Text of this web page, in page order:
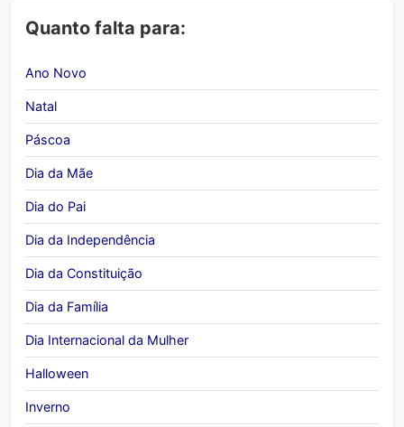
Quanto falta para:
Ano Novo
Natal
Páscoa
Dia da Mãe
Dia do Pai
Dia da Independência
Dia da Constituição
Dia da Família
Dia Internacional da Mulher
Halloween
Inverno